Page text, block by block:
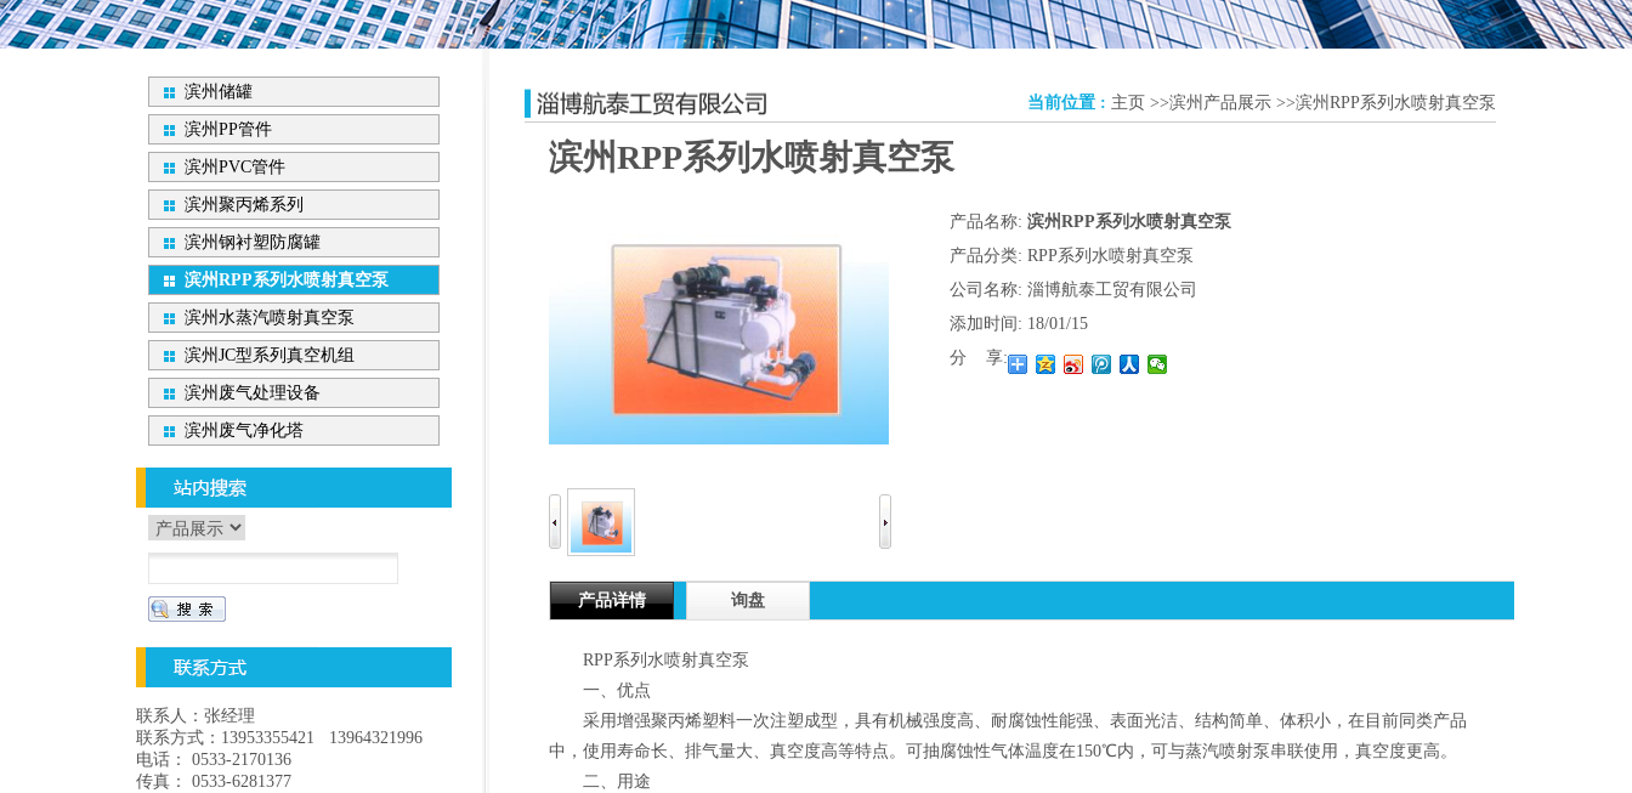
当前位置 : 主页 >>滨州产品展示 >>滨州RPP系列水喷射真空泵
滨州RPP系列水喷射真空泵
产品名称: 滨州RPP系列水喷射真空泵
产品分类: RPP系列水喷射真空泵
公司名称: 淄博航泰工贸有限公司
添加时间: 18/01/15
分 享:
产品详情 询盘
RPP系列水喷射真空泵
一、优点
采用增强聚丙烯塑料一次注塑成型，具有机械强度高、耐腐蚀性能强、表面光洁、结构简单、体积小，在目前同类产品
中，使用寿命长、排气量大、真空度高等特点。可抽腐蚀性气体温度在150℃内，可与蒸汽喷射泵串联使用，真空度更高。
二、用途
滨州储罐
滨州PP管件
滨州PVC管件
滨州聚丙烯系列
滨州钢衬塑防腐罐
滨州RPP系列水喷射真空泵
滨州水蒸汽喷射真空泵
滨州JC型系列真空机组
滨州废气处理设备
滨州废气净化塔
联系人：张经理
联系方式：13953355421 13964321996
电话： 0533-2170136
传真： 0533-6281377